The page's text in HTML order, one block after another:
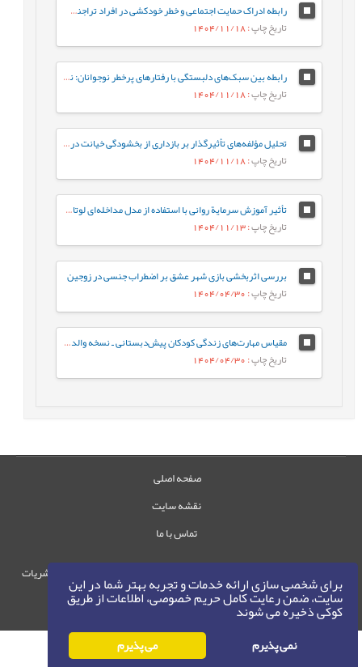
برای شخصی سازی ارائه خدمات و تجربه بهتر شما در این
سایت، ضمن رعایت کامل حریم خصوصی، اطلاعات از طریق
کوکی ذخیره می شوند
نمی پذیرم می پذیرم
رابطه ادراک حمایت اجتماعی و خطر خودکشی در افراد تراجنسیتی: نقش میانجی‌گر افسردگی
تاریخ چاپ: 1404/11/18
رابطه بین سبک‌های دلبستگی با رفتارهای پرخطر نوجوانان: نقش میانجی تنظیم شناختی هیجان در نوجوانان
تاریخ چاپ: 1404/11/18
تحلیل مؤلفه‌های تأثیرگذار بر بازداری از بخشودگی خیانت در مردان و زنان آسیب‌دیده
تاریخ چاپ: 1404/11/18
تأثیر آموزش سرمایة روانی با استفاده از مدل مداخله‌ای لوتانز، بر سرمایة روانی کارشناسان شاغل در یک شرکت صنعتی
تاریخ چاپ: 1404/11/13
بررسی اثربخشی بازی شهر عشق بر اضطراب جنسی در زوجین
تاریخ چاپ: 1404/04/30
مقیاس مهارت‌های زندگی کودکان پیش‌دبستانی ـ نسخه والدین: ساخت و ارزشیابی اولیه روان‌سنجی
تاریخ چاپ: 1404/04/30
صفحه اصلی
نقشه سایت
تماس با ما
حقوق این وب‌سایت متعلق به سامانه مدیریت نشریات
رایمگ است.
حق نشر